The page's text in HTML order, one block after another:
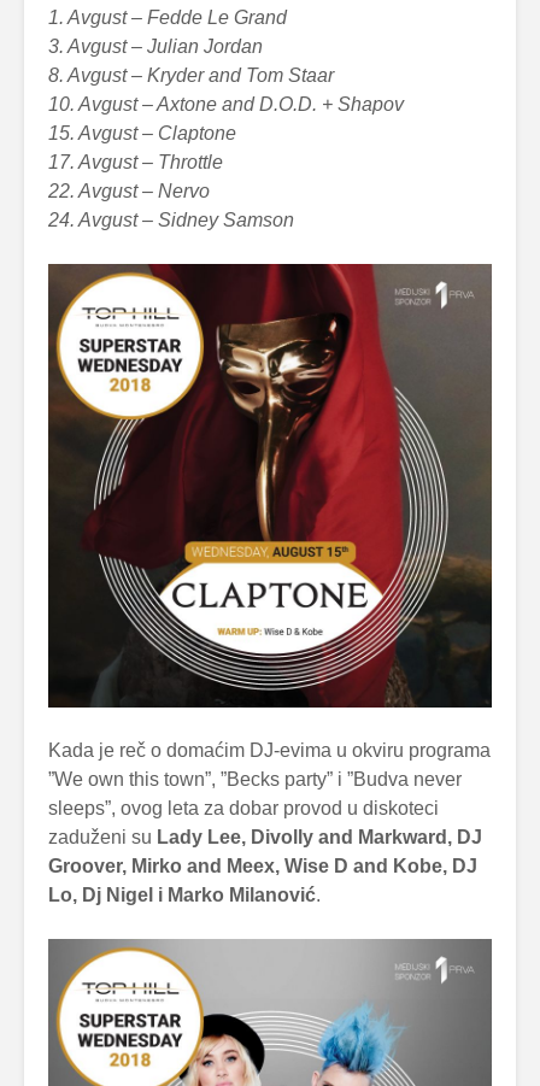
1. Avgust – Fedde Le Grand
3. Avgust – Julian Jordan
8. Avgust – Kryder and Tom Staar
10. Avgust – Axtone and D.O.D. + Shapov
15. Avgust – Claptone
17. Avgust – Throttle
22. Avgust – Nervo
24. Avgust – Sidney Samson
Kada je reč o domaćim DJ-evima u okviru programa
”We own this town”, ”Becks party” i ”Budva never
sleeps”, ovog leta za dobar provod u diskoteci
zaduženi su Lady Lee, Divolly and Markward, DJ
Groover, Mirko and Meex, Wise D and Kobe, DJ
Lo, Dj Nigel i Marko Milanović.